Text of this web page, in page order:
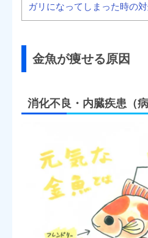
ガリになってしまった時の対
金魚が痩せる原因
消化不良・内臓疾患（病